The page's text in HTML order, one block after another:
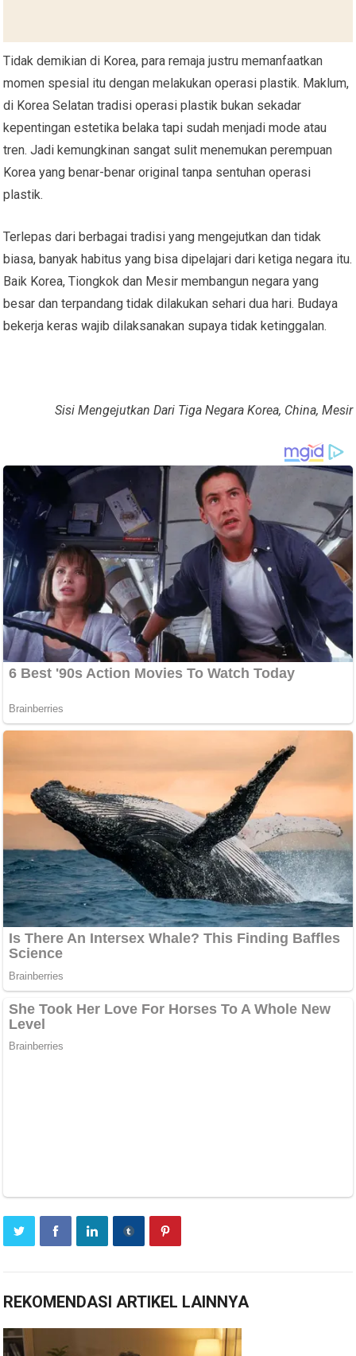
Tidak demikian di Korea, para remaja justru memanfaatkan
momen spesial itu dengan melakukan operasi plastik. Maklum,
di Korea Selatan tradisi operasi plastik bukan sekadar
kepentingan estetika belaka tapi sudah menjadi mode atau
tren. Jadi kemungkinan sangat sulit menemukan perempuan
Korea yang benar-benar original tanpa sentuhan operasi
plastik.
Terlepas dari berbagai tradisi yang mengejutkan dan tidak
biasa, banyak habitus yang bisa dipelajari dari ketiga negara itu.
Baik Korea, Tiongkok dan Mesir membangun negara yang
besar dan terpandang tidak dilakukan sehari dua hari. Budaya
bekerja keras wajib dilaksanakan supaya tidak ketinggalan.
Sisi Mengejutkan Dari Tiga Negara Korea, China, Mesir
REKOMENDASI ARTIKEL LAINNYA